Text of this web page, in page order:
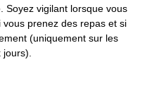
Soyez vigilant lorsque vous
prenez des repas et si
(uniquement sur les